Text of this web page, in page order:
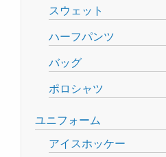
スウェット
ハーフパンツ
バッグ
ポロシャツ
ユニフォーム
アイスホッケー